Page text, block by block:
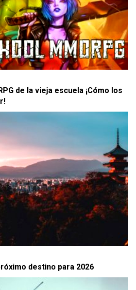
de la vieja escuela ¡Cómo los
destino para 2026